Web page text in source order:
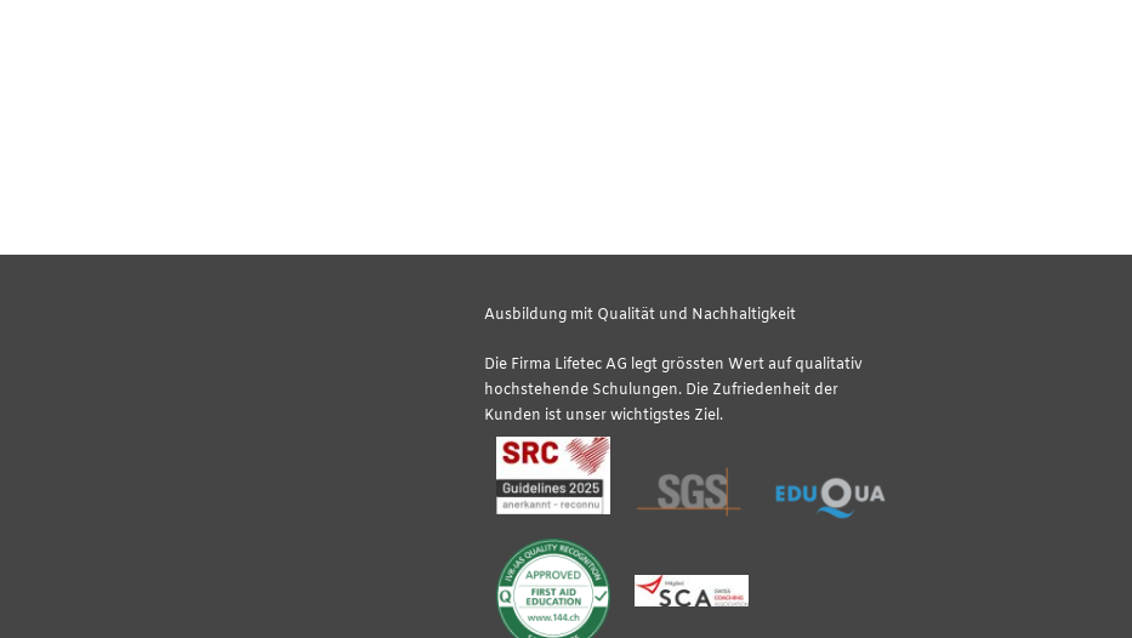
Ausbildung mit Qualität und Nachhaltigkeit
Die Firma Lifetec AG legt grössten Wert auf qualitativ
hochstehende Schulungen. Die Zufriedenheit der
Kunden ist unser wichtigstes Ziel.